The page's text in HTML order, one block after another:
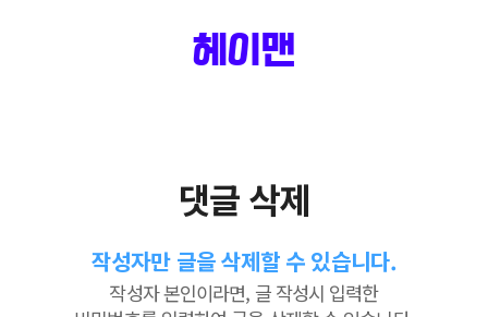
헤이맨
댓글 삭제
작성자만 글을 삭제할 수 있습니다.
작성자 본인이라면, 글 작성시 입력한